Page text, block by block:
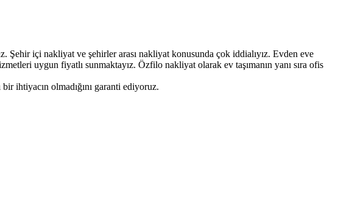
içi nakliyat ve şehirler arası nakliyat konusunda çok iddialıyız. Evden eve
uygun fiyatlı sunmaktayız. Özfilo nakliyat olarak ev taşımanın yanı sıra ofis
ihtiyacın olmadığını garanti ediyoruz.